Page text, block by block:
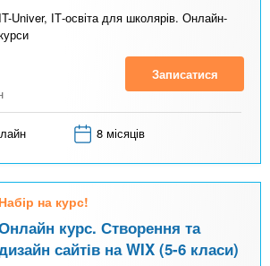
IT-Univer, ІТ-освіта для школярів. Онлайн-
Записатися
8 місяців
Набір на курс!
курс. Створення та
сайтів на WIX (5-6 класи)